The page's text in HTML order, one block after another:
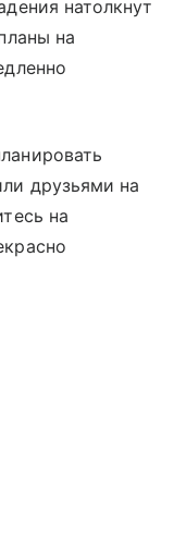
натолкнут
на
друзьями на
на